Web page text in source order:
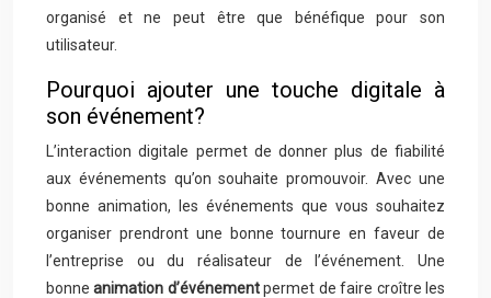
organisé et ne peut être que bénéfique pour son
utilisateur.
Pourquoi ajouter une touche digitale à
son événement?
L’interaction digitale permet de donner plus de fiabilité
aux événements qu’on souhaite promouvoir. Avec une
bonne animation, les événements que vous souhaitez
organiser prendront une bonne tournure en faveur de
l’entreprise ou du réalisateur de l’événement. Une
bonneanimation d’événementpermet de faire croître les